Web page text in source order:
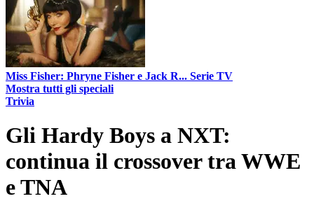
Miss Fisher: Phryne Fisher e Jack R... Serie TV
Mostra tutti gli speciali
Trivia
Gli Hardy Boys a NXT:
continua il crossover tra WWE
e TNA